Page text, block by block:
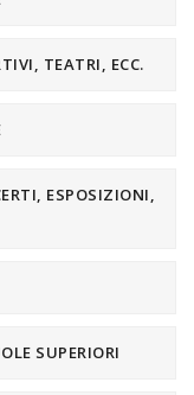
TEATRI, ECC.
ESPOSIZIONI,
SUPERIORI